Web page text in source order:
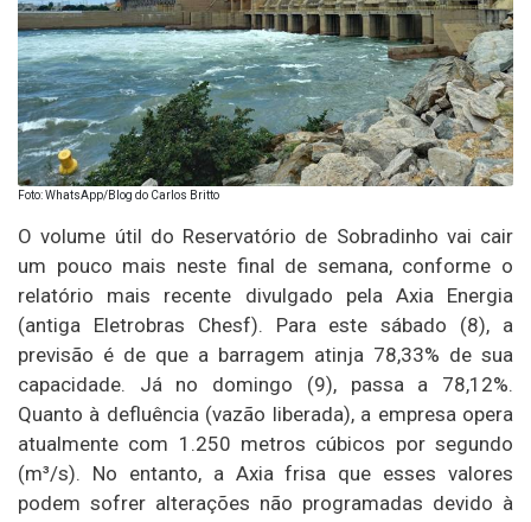
Foto: WhatsApp/Blog do Carlos Britto
O volume útil do Reservatório de Sobradinho vai cair
um pouco mais neste final de semana, conforme o
relatório mais recente divulgado pela Axia Energia
(antiga Eletrobras Chesf). Para este sábado (8), a
previsão é de que a barragem atinja 78,33% de sua
capacidade. Já no domingo (9), passa a 78,12%.
Quanto à defluência (vazão liberada), a empresa opera
atualmente com 1.250 metros cúbicos por segundo
(m³/s). No entanto, a Axia frisa que esses valores
podem sofrer alterações não programadas devido à